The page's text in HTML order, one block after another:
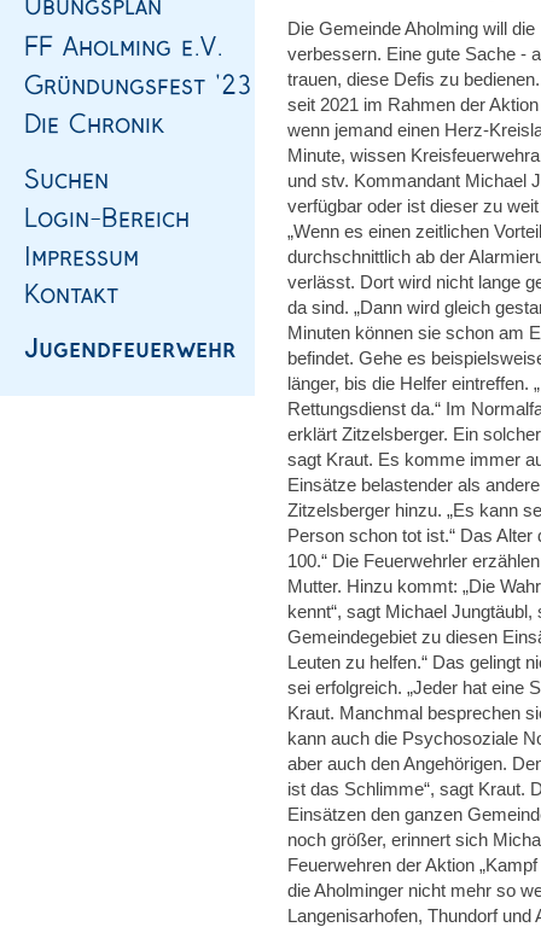
Die Gemeinde Aholming will
verbessern. Eine gute Sache -
trauen, diese Defis zu
seit 2021 im Rahmen der
wenn jemand einen Herz-
Minute, wissen
und stv. Kommandant Michael
verfügbar oder ist dieser zu
„Wenn es einen zeitlichen
durchschnittlich ab der
verlässt. Dort wird nicht lange
da sind. „Dann wird gleich
Minuten können sie schon am
befindet. Gehe es
länger, bis die Helfer eintreffen.
Rettungsdienst da.“ Im
erklärt Zitzelsberger. Ein
sagt Kraut. Es komme immer
Einsätze belastender als
Zitzelsberger hinzu. „Es kann
Person schon tot ist.“ Das
100.“ Die Feuerwehrler
Mutter. Hinzu kommt: „Die
kennt“, sagt Michael
Gemeindegebiet zu diesen
Leuten zu helfen.“ Das gelingt
sei erfolgreich. „Jeder hat eine
Kraut. Manchmal besprechen
kann auch die Psychosoziale
aber auch den Angehörigen.
ist das Schlimme“, sagt Kraut.
Einsätzen den ganzen
noch größer, erinnert sich
Feuerwehren der Aktion
die Aholminger nicht mehr so
Langenisarhofen, Thundorf